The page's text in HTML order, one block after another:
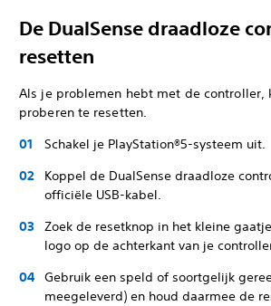
De DualSense draadloze
resetten
Als je problemen hebt met de controller,
proberen te resetten.
Schakel je PlayStation®5-systeem uit.
Koppel de DualSense draadloze
officiële USB-kabel.
Zoek de resetknop in het kleine
logo op de achterkant van je
Gebruik een speld of soortgelijk
meegeleverd) en houd daarmee de